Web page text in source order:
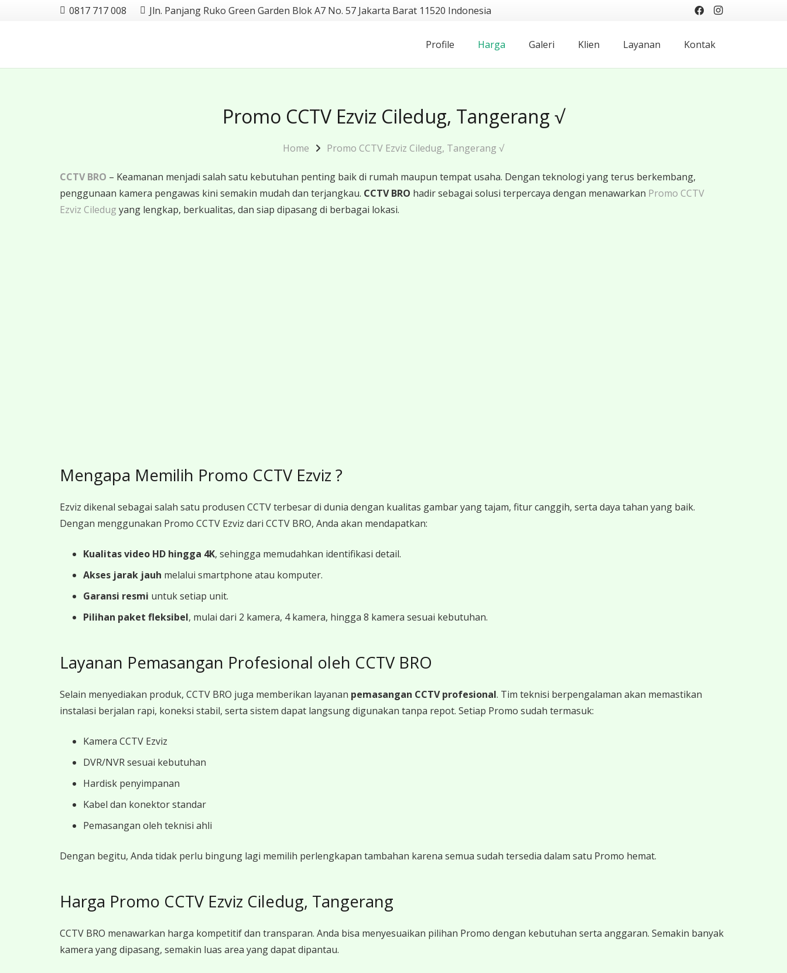
0817 717 008 Jln. Panjang Ruko Green Garden Blok A7 No. 57 Jakarta Barat 11520 Indonesia
Profile Harga Galeri Klien Layanan Kontak
Promo CCTV Ezviz Ciledug, Tangerang √
Home Promo CCTV Ezviz Ciledug, Tangerang √
CCTV BRO – Keamanan menjadi salah satu kebutuhan penting baik di rumah maupun tempat usaha. Dengan teknologi yang terus berkembang,
penggunaan kamera pengawas kini semakin mudah dan terjangkau. CCTV BRO hadir sebagai solusi terpercaya dengan menawarkan Promo CCTV
Ezviz Ciledug yang lengkap, berkualitas, dan siap dipasang di berbagai lokasi.
Mengapa Memilih Promo CCTV Ezviz ?
Ezviz dikenal sebagai salah satu produsen CCTV terbesar di dunia dengan kualitas gambar yang tajam, fitur canggih, serta daya tahan yang baik.
Dengan menggunakan Promo CCTV Ezviz dari CCTV BRO, Anda akan mendapatkan:
Kualitas video HD hingga 4K, sehingga memudahkan identifikasi detail.
Akses jarak jauh melalui smartphone atau komputer.
Garansi resmi untuk setiap unit.
Pilihan paket fleksibel, mulai dari 2 kamera, 4 kamera, hingga 8 kamera sesuai kebutuhan.
Layanan Pemasangan Profesional oleh CCTV BRO
Selain menyediakan produk, CCTV BRO juga memberikan layanan pemasangan CCTV profesional. Tim teknisi berpengalaman akan memastikan
instalasi berjalan rapi, koneksi stabil, serta sistem dapat langsung digunakan tanpa repot. Setiap Promo sudah termasuk:
Kamera CCTV Ezviz
DVR/NVR sesuai kebutuhan
Hardisk penyimpanan
Kabel dan konektor standar
Pemasangan oleh teknisi ahli
Dengan begitu, Anda tidak perlu bingung lagi memilih perlengkapan tambahan karena semua sudah tersedia dalam satu Promo hemat.
Harga Promo CCTV Ezviz Ciledug, Tangerang
CCTV BRO menawarkan harga kompetitif dan transparan. Anda bisa menyesuaikan pilihan Promo dengan kebutuhan serta anggaran. Semakin banyak
kamera yang dipasang, semakin luas area yang dapat dipantau.